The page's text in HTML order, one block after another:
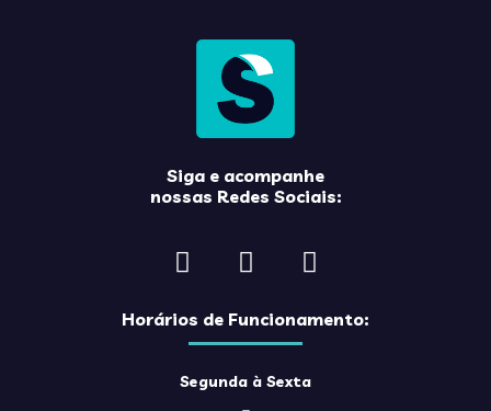
Siga e acompanhe
nossas Redes Sociais:
Horários de Funcionamento:
Segunda à Sexta